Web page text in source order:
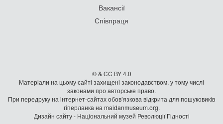
Вакансії
Співпраця
© & CC BY 4.0
Матеріали на цьому сайті захищені законодавством, у тому числі
законами про авторське право.
При передруку на iнтернет-сайтах обов’язкова відкрита для пошуковиків
гiперланка на maidanmuseum.org.
Дизайн сайту - Національний музей Революції Гідності